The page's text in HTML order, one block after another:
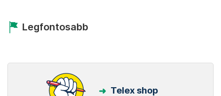
Legfontosabb
Telex shop